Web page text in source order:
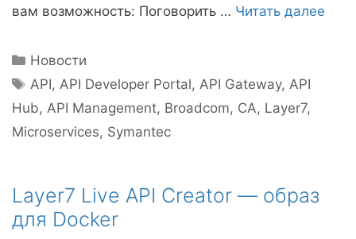
вам возможность: Поговорить … Читать далее
Рубрики
Новости
Метки
API, API Developer Portal, API Gateway, API
Hub, API Management, Broadcom, CA, Layer7,
Microservices, Symantec
Layer7 Live API Creator — образ
для Docker